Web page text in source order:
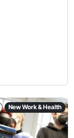
New Work & Health